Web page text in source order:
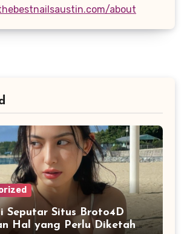
about
Seputar Situs Broto4D
Hal yang Perlu Diketahui